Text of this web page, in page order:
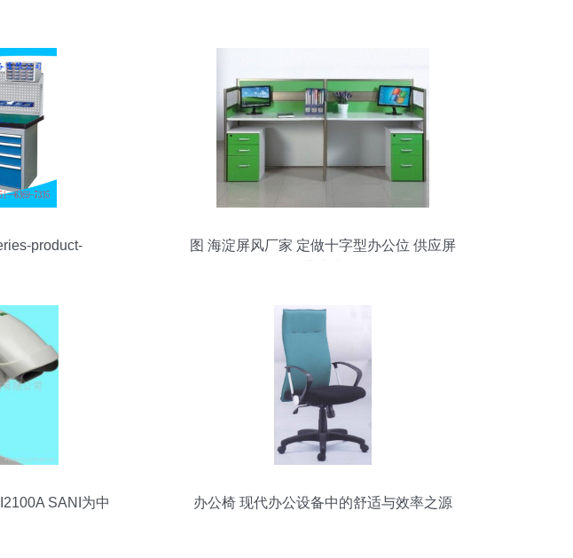
product-
图 海淀屏风厂家 定做十字型办公位 供应屏
SANI为中
办公椅 现代办公设备中的舒适与效率之源